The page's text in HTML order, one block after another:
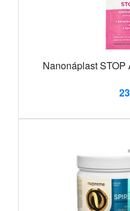
Nanonáplast STOP